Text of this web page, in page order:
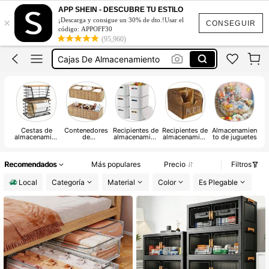
CONSEGUIR
×
APP SHEIN - DESCUBRE TU ESTILO
¡Descarga y consigue un 30% de dto.!Usar el
código: APPOFF30
(95,960)
Cesta De Almacenamiento
Organizador De Juguetes
Canasta
Cajas De Almacenamiento
Cesta De Almacenamiento
Organizador De Juguetes
Cestas de
almacenamien
Contenedores
de
Recipientes de
almacenamien
Recipientes de
almacenamien
Almacenamien
to de juguetes
Recomendados Más populares Precio
Filtros
Local
Categoría Material Color Es Plegable